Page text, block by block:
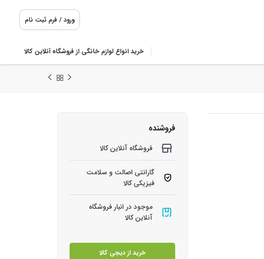
ورود / فرم ثبت نام
خرید انواع لوازم خانگی از فروشگاه آنلاین کالا
فروشنده
فروشگاه آنلاین کالا
گارانتی اصالت و سلامت
فیزیکی کالا
موجود در انبار فروشگاه
آنلاین کالا
خرید از دیجی کالا